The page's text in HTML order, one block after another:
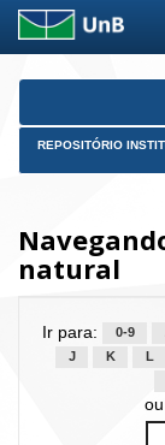
Skip
REPOSITÓRIO
natural
Ir para: 0-9
J
K L